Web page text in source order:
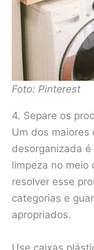
Foto: Pinterest
4. Separe os
Um dos maiores
desorganizada
limpeza no meio
resolver esse
categorias e
apropriados.
Use caixas